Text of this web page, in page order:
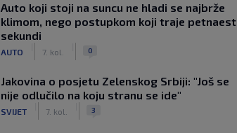
Auto koji stoji na suncu ne hladi se najbrže
klimom, nego postupkom koji traje petnaest
sekundi
AUTO 7. kol. 0
Jakovina o posjetu Zelenskog Srbiji: "Još se
nije odlučilo na koju stranu se ide"
SVIJET 7. kol. 3